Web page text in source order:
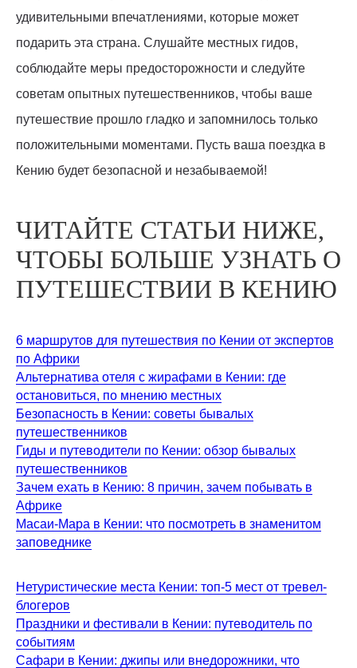
удивительными впечатлениями, которые может
подарить эта страна. Слушайте местных гидов,
соблюдайте меры предосторожности и следуйте
советам опытных путешественников, чтобы ваше
путешествие прошло гладко и запомнилось только
положительными моментами. Пусть ваша поездка в
Кению будет безопасной и незабываемой!
ЧИТАЙТЕ СТАТЬИ НИЖЕ,
ЧТОБЫ БОЛЬШЕ УЗНАТЬ О
ПУТЕШЕСТВИИ В КЕНИЮ
6 маршрутов для путешествия по Кении от экспертов
по Африки
Альтернатива отеля с жирафами в Кении: где
остановиться, по мнению местных
Безопасность в Кении: советы бывалых
путешественников
Гиды и путеводители по Кении: обзор бывалых
путешественников
Зачем ехать в Кению: 8 причин, зачем побывать в
Африке
Масаи-Мара в Кении: что посмотреть в знаменитом
заповеднике
Нетуристические места Кении: топ-5 мест от тревел-
блогеров
Праздники и фестивали в Кении: путеводитель по
событиям
Сафари в Кении: джипы или внедорожники, что